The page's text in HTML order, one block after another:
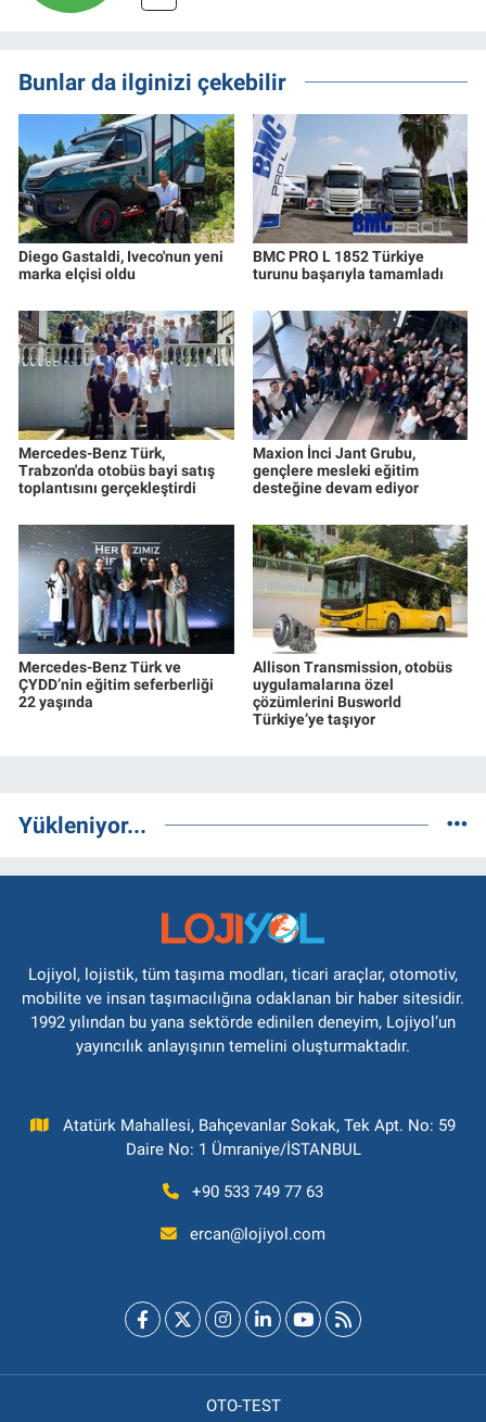
Bunlar da ilginizi çekebilir
Diego Gastaldi, Iveco'nun yeni
marka elçisi oldu
BMC PRO L 1852 Türkiye
turunu başarıyla tamamladı
Mercedes-Benz Türk,
Trabzon'da otobüs bayi satış
toplantısını gerçekleştirdi
Maxion İnci Jant Grubu,
gençlere mesleki eğitim
desteğine devam ediyor
Mercedes-Benz Türk ve
ÇYDD’nin eğitim seferberliği
22 yaşında
Allison Transmission, otobüs
uygulamalarına özel
çözümlerini Busworld
Türkiye’ye taşıyor
Yükleniyor...
Lojiyol, lojistik, tüm taşıma modları, ticari araçlar, otomotiv,
mobilite ve insan taşımacılığına odaklanan bir haber sitesidir.
1992 yılından bu yana sektörde edinilen deneyim, Lojiyol’un
yayıncılık anlayışının temelini oluşturmaktadır.
Atatürk Mahallesi, Bahçevanlar Sokak, Tek Apt. No: 59
Daire No: 1 Ümraniye/İSTANBUL
+90 533 749 77 63
ercan@lojiyol.com
OTO-TEST